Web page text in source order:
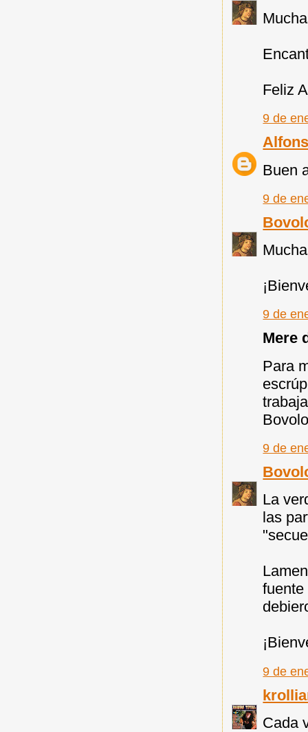
Feliz
9 de
Buen
9 de
9 de
Mere
Para
9 de
La
las
9 de
Cada